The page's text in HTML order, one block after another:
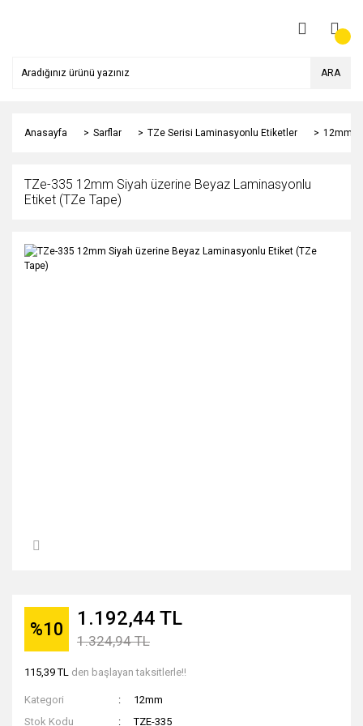
ARA
Anasayfa Sarflar TZe Serisi Laminasyonlu Etiketler 12mm
TZe-335 12mm Siyah üzerine Beyaz Laminasyonlu
Etiket (TZe Tape)
%10 1.192,44 TL
1.324,94 TL
115,39 TL den başlayan taksitlerle!!
Kategori
12mm
Stok Kodu
TZE-335